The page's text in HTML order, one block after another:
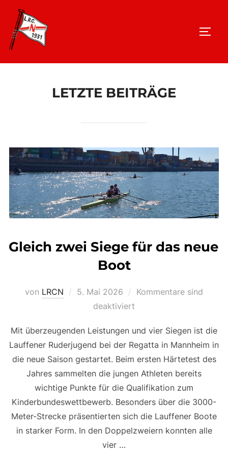
Inhalten
springen
LETZTE BEITRÄGE
Gleich zwei Siege für das neue
Boot
von LRCN
Veröffentlicht
5. Mai 2026
Kommentare sind
deaktiviert
Mit überzeugenden Leistungen und vier Siegen ist die
Lauffener Ruderjugend bei der Regatta in Mannheim in
die neue Saison gestartet. Beim ersten Härtetest des
Jahres sammelten die jungen Athleten bereits
wichtige Punkte für die Qualifikation zum
Kinderbundeswettbewerb. Besonders über die 3000-
Meter-Strecke präsentierten sich die Lauffener Boote
in starker Form. In den Doppelzweiern konnten alle
vier …